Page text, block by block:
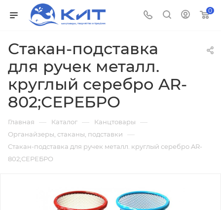
0
Стакан-подставка
для ручек металл.
круглый серебро AR-
802;СЕРЕБРО
Главная — Каталог — Канцтовары —
Органайзеры, стаканы, подставки —
Стакан-подставка для ручек металл. круглый серебро AR-
802;СЕРЕБРО